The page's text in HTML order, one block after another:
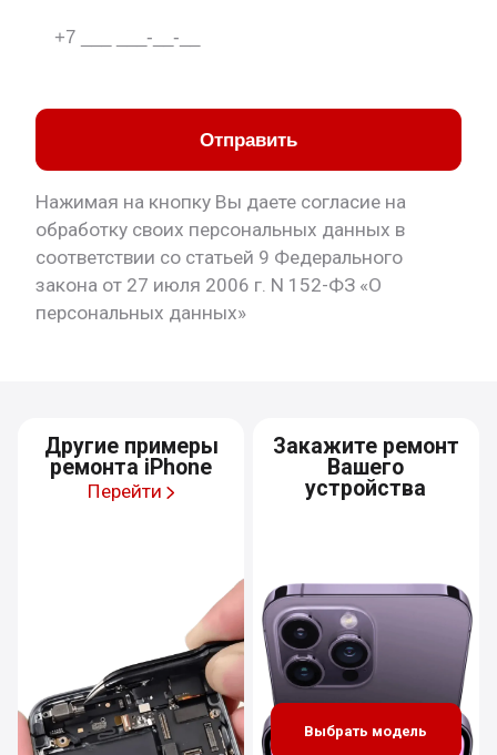
Отправить
Нажимая на кнопку Вы даете согласие на
обработку своих персональных данных в
соответствии со статьей 9 Федерального
закона от 27 июля 2006 г. N 152-ФЗ «О
персональных данных»
Другие примеры
ремонта iPhone
Перейти
Закажите ремонт
Вашего
устройства
Выбрать модель